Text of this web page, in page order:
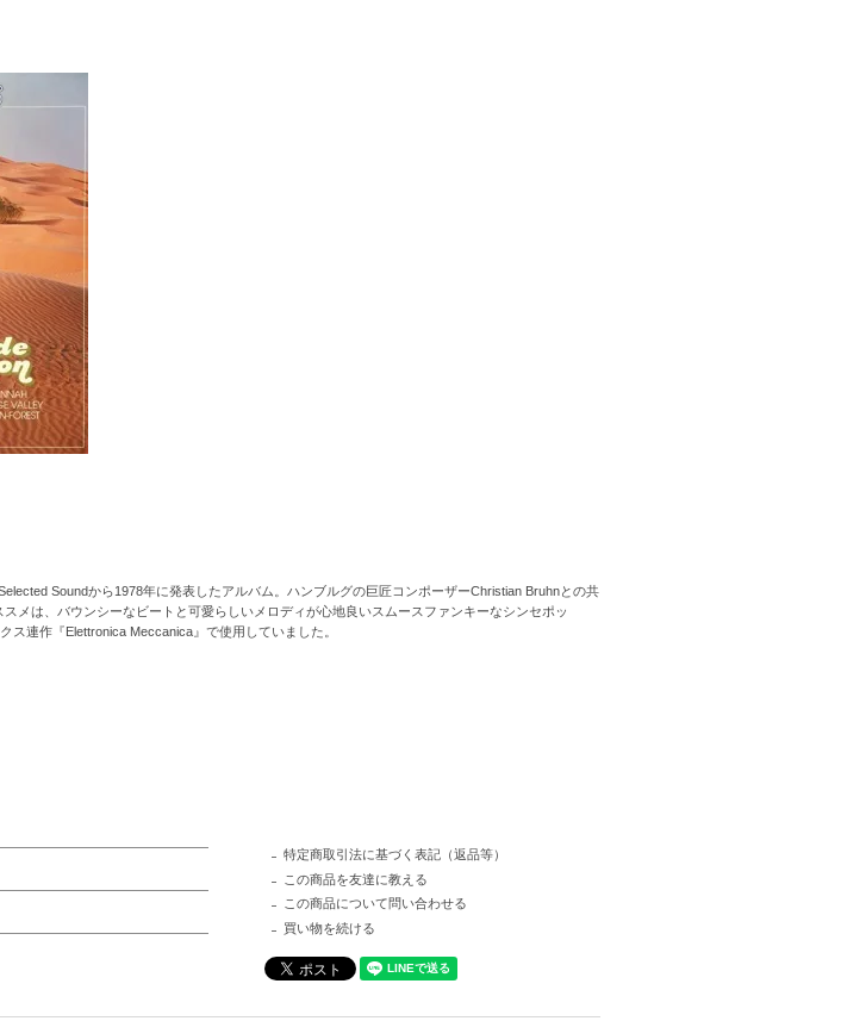
Soundから1978年に発表したアルバム。ハンブルグの巨匠コンポーザーChristian Bruhnとの共
メは、バウンシーなビートと可愛らしいメロディが心地良いスムースファンキーなシンセポッ
連作『Elettronica Meccanica』で使用していました。
特定商取引法に基づく表記（返品等）
この商品を友達に教える
この商品について問い合わせる
買い物を続ける